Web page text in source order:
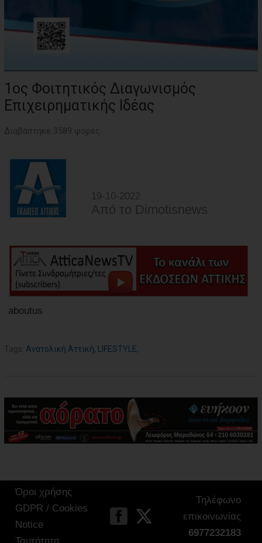
1ος Φοιτητικός Διαγωνισμός
Επιχειρηματικής Ιδέας
Διαβάστηκε 3589 φορές
19-10-2022
Από τo Dimotisnews
aboutus
Tags: Ανατολική Αττική, LIFESTYLE,
Όροι χρήσης
GDPR / Cookies
Notice
Τηλέφωνο
επικοινωνίας
6977232183